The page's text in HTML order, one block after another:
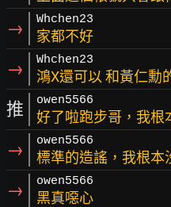
→ Whchen23
家都不好
→ Whchen23
鴻X還可以 和黃仁勳
推 owen5566
好了啦跑步哥，我根
→ owen5566
標準的造謠，我根本
→ owen5566
黑真噁心